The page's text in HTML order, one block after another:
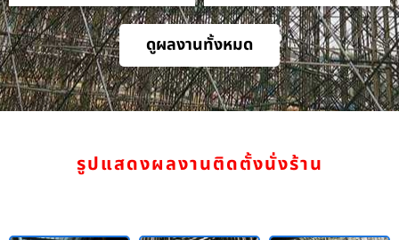
ดูผลงานทั้งหมด
รูปแสดงผลงานติดตั้งนั่งร้าน